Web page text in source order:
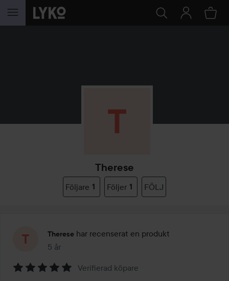
HOPPA TILL INNEHÅLLET
Therese
Följare 1 Följer 1 FÖLJ
Therese har recenserat en produkt
5 år
Inlägget skapades 5 år
Verifierad köpare